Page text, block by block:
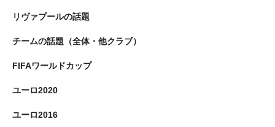
リヴァプールの話題
チームの話題（全体・他クラブ）
FIFAワールドカップ
ユーロ2020
ユーロ2016